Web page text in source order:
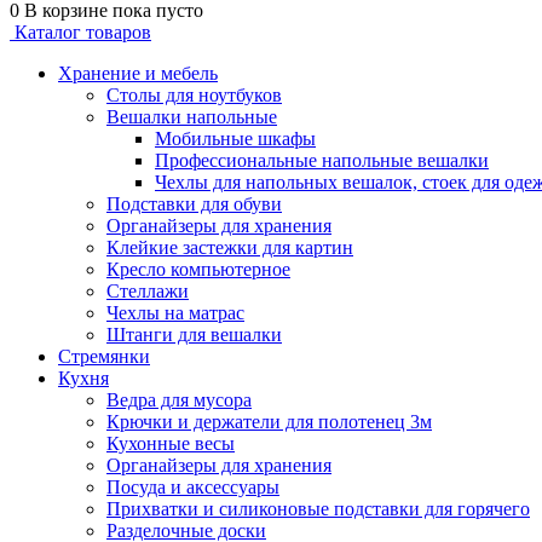
0 В корзине пока пусто
Каталог товаров
Хранение и мебель
Столы для ноутбуков
Вешалки напольные
Мобильные шкафы
Профессиональные напольные вешалки
Чехлы для напольных вешалок, стоек для
Подставки для обуви
Органайзеры для хранения
Клейкие застежки для картин
Кресло компьютерное
Стеллажи
Чехлы на матрас
Штанги для вешалки
Стремянки
Кухня
Ведра для мусора
Крючки и держатели для полотенец 3м
Кухонные весы
Органайзеры для хранения
Посуда и аксессуары
Прихватки и силиконовые подставки для горячего
Разделочные доски